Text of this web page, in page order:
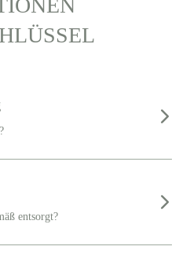
entsorgt?